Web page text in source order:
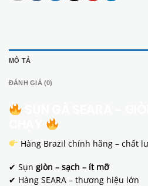
MÔ TẢ
ĐÁNH GIÁ (0)
Hàng Brazil chính hãng – chất
✔ Sụn giòn – sạch – ít mỡ
✔ Hàng SEARA – thương hiệu lớn